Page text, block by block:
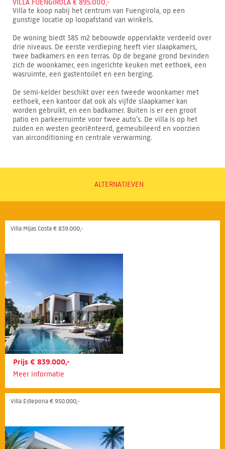
VILLA FUENGIROLA € 895.000,-
Villa te koop nabij het centrum van Fuengirola, op een
gunstige locatie op loopafstand van winkels.
De woning biedt 385 m2 bebouwde oppervlakte verdeeld over
drie niveaus. De eerste verdieping heeft vier slaapkamers,
twee badkamers en een terras. Op de begane grond bevinden
zich de woonkamer, een ingerichte keuken met eethoek, een
wasruimte, een gastentoilet en een berging.
De semi-kelder beschikt over een tweede woonkamer met
eethoek, een kantoor dat ook als vijfde slaapkamer kan
worden gebruikt, en een badkamer. Buiten is er een groot
patio en parkeerruimte voor twee auto’s. De villa is op het
zuiden en westen georiënteerd, gemeubileerd en voorzien
van airconditioning en centrale verwarming.
ALTERNATIEVEN
Villa Mijas Costa € 839.000,-
Prijs € 839.000,-
Meer informatie
Villa Estepona € 950.000,-